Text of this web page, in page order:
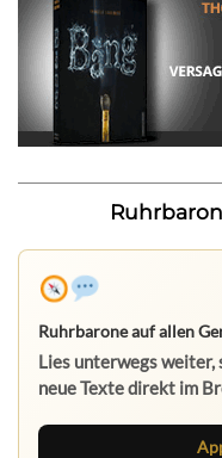
Ruhrbarone auf allen
Lies unterwegs
neue Texte direkt im